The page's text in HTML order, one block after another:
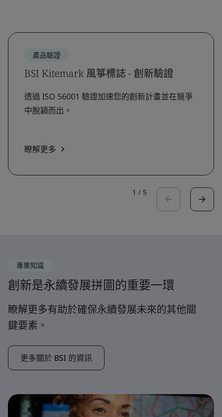
產品驗證
BSI Kitemark 風箏標誌 - 創新驗證
透過 ISO 56001 驗證加速您的創新計畫並在競爭
中脫穎而出。
瞭解更多
1 / 5
專業知識
創新是永續發展拼圖的重要一環
瞭解更多有助於確保永續發展未來的其他關
鍵要素。
更多關於 BSI 的資訊